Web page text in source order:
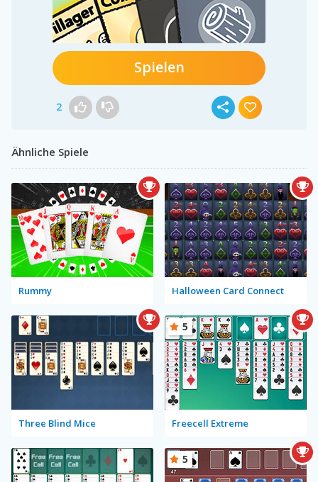
Spielen
2
Ähnliche Spiele
Rummy Halloween Card Connect
Three Blind Mice Freecell Extreme
5
5